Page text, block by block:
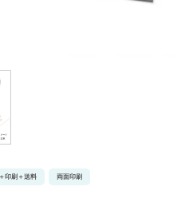
印刷＋送料 両面印刷